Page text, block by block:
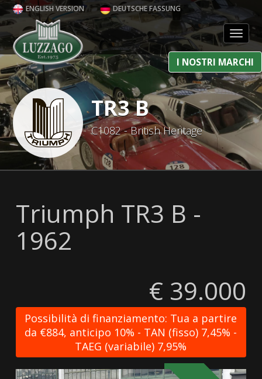
ENGLISH VERSION DEUTSCHE FASSUNG
I NOSTRI MARCHI
TR3 B
C1082 - British Heritage
Triumph TR3 B -
1962
€ 39.000
Possibilità di finanziamento: Tua a partire
da €884, anticipo 10% - TAN (fisso) 7,45% -
TAEG (variabile) 7,95%